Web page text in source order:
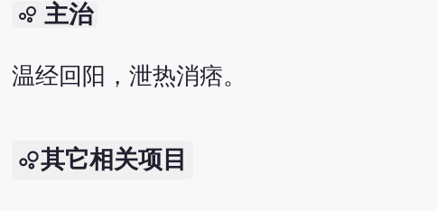
bubble_chart 主治
温经回阳，泄热消痞。
其它相关项目